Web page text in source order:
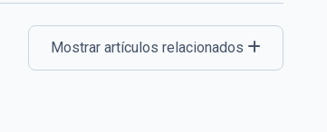
Mostrar artículos relacionados